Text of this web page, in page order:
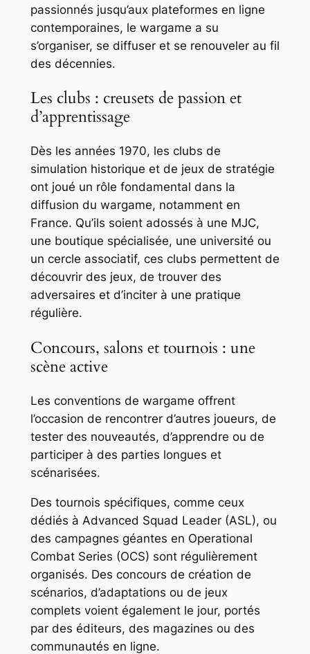
passionnés jusqu’aux plateformes en ligne
contemporaines, le wargame a su
s’organiser, se diffuser et se renouveler au fil
des décennies.
Les clubs : creusets de passion et
d’apprentissage
Dès les années 1970, les clubs de
simulation historique et de jeux de stratégie
ont joué un rôle fondamental dans la
diffusion du wargame, notamment en
France. Qu’ils soient adossés à une MJC,
une boutique spécialisée, une université ou
un cercle associatif, ces clubs permettent de
découvrir des jeux, de trouver des
adversaires et d’inciter à une pratique
régulière.
Concours, salons et tournois : une
scène active
Les conventions de wargame offrent
l’occasion de rencontrer d’autres joueurs, de
tester des nouveautés, d’apprendre ou de
participer à des parties longues et
scénarisées.
Des tournois spécifiques, comme ceux
dédiés à Advanced Squad Leader (ASL), ou
des campagnes géantes en Operational
Combat Series (OCS) sont régulièrement
organisés. Des concours de création de
scénarios, d’adaptations ou de jeux
complets voient également le jour, portés
par des éditeurs, des magazines ou des
communautés en ligne.